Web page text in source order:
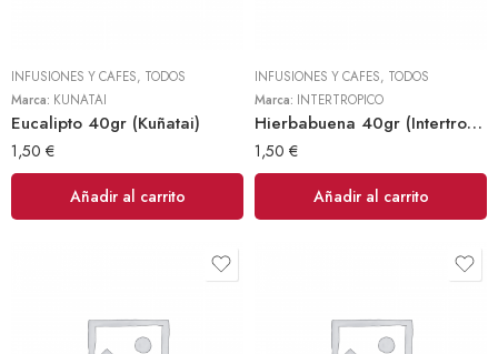
INFUSIONES Y CAFES, TODOS
Marca: KUÑATAI
Eucalipto 40gr (Kuñatai)
1,50 €
Añadir al carrito
INFUSIONES Y CAFES, TODOS
Marca: INTERTROPICO
Hierbabuena 40gr (Intertropico)
1,50 €
Añadir al carrito